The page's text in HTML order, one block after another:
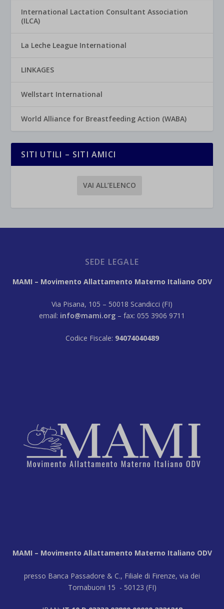
International Lactation Consultant Association
(ILCA)
La Leche League International
LINKAGES
Wellstart International
World Alliance for Breastfeeding Action (WABA)
SITI UTILI – SITI AMICI
VAI ALL’ELENCO
SEDE LEGALE
MAMI – Movimento Allattamento Materno Italiano ODV
Via Pisana, 105 – 50018 Scandicci (FI)
email: info@mami.org – fax: 055 3906 9711
Codice Fiscale: 94074040489
MAMI – Movimento Allattamento Materno Italiano ODV
presso Banca Passadore & C., Filiale di Firenze, via dei
Tornabuoni 15 - 50123 (FI)